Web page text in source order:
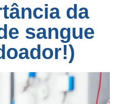
da
sangue